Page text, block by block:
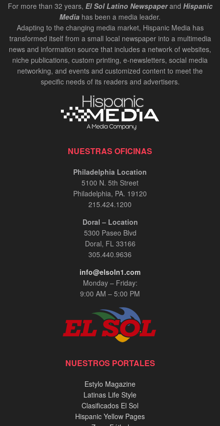
For more than 32 years, El Sol Latino Newspaperand Hispanic
Media has been a media leader.
Adapting to the changing media market, Hispanic Media has
transformed itself from a small local newspaper into a multimedia
news and information source that includes a network of websites,
niche publications, custom printing, e-newsletters, social media
networking, and events and customized content to meet the
specific needs of its readers and advertisers.
NUESTRAS OFICINAS
Philadelphia Location
5100 N. 5th Street
Philadelphia, PA. 19120
215.424.1200
Doral – Location
5300 Paseo Blvd
Doral, FL 33166
305.440.9636
info@elsoln1.com
Monday – Friday:
9:00 AM – 5:00 PM
NUESTROS PORTALES
Estylo Magazine
Latinas Life Style
Clasificados El Sol
Hispanic Yellow Pages